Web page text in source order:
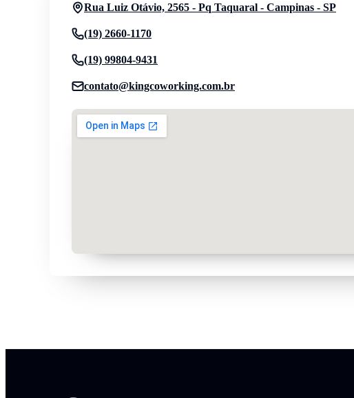
Rua Luiz Otávio, 2565 - Pq Taquaral - Campinas - SP
(19) 2660-1170
(19) 99804-9431
contato@kingcoworking.com.br